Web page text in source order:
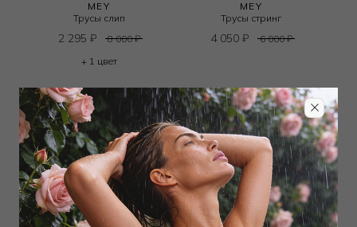
MEY
Трусы слип
2 295 ₽ 8 000₽
+ 1 цвет
MEY
Трусы стринг
4 050 ₽ 6 000₽